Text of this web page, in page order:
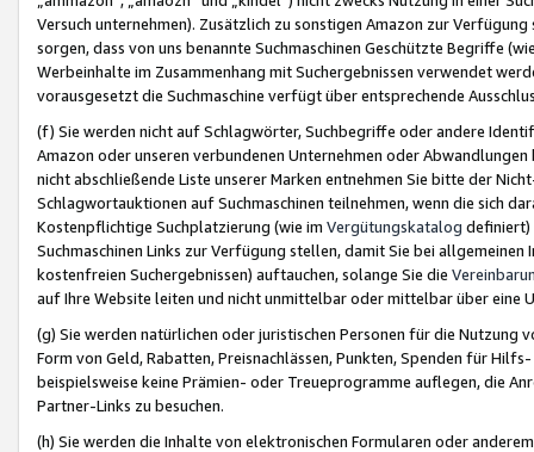
Versuch unternehmen). Zusätzlich zu sonstigen Amazon zur
sorgen, dass von uns benannte Suchmaschinen Geschützte Begriffe
Werbeinhalte im Zusammenhang mit Suchergebnissen verwendet
vorausgesetzt die Suchmaschine verfügt über entsprechende
(f) Sie werden nicht auf Schlagwörter, Suchbegriffe oder andere
Amazon oder unseren verbundenen Unternehmen oder
nicht abschließende Liste unserer Marken entnehmen Sie bitte der
Schlagwortauktionen auf Suchmaschinen teilnehmen, wenn die sich
Kostenpflichtige Suchplatzierung (wie im Vergütungskatalog definiert)
Suchmaschinen Links zur Verfügung stellen, damit Sie bei
kostenfreien Suchergebnissen) auftauchen, solange Sie die
auf Ihre Website leiten und nicht unmittelbar oder mittelbar über eine
(g) Sie werden natürlichen oder juristischen Personen für die Nutzung
Form von Geld, Rabatten, Preisnachlässen, Punkten, Spenden für
beispielsweise keine Prämien- oder Treueprogramme auflegen, die
Partner-Links zu besuchen.
(h) Sie werden die Inhalte von elektronischen Formularen oder